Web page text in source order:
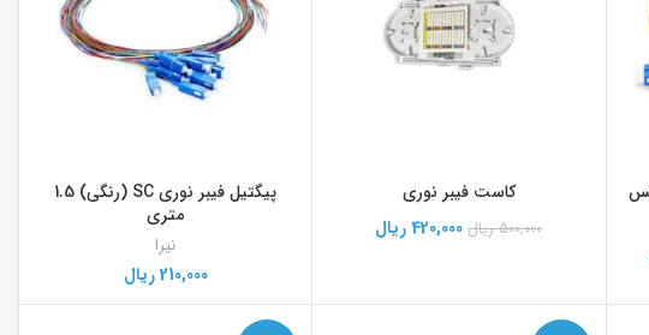
کاست فیبر نوری
500,000 ریال 420,000ریال
پیگتیل فیبر نوری SC (رنگی) 1.5
متری
نیرا
210,000ریال